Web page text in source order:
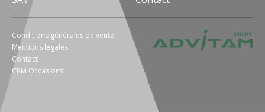
Conditions générales de vente
Mentions légales
Contact
CRM Occasions